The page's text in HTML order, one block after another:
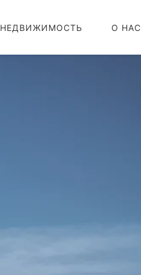
НЕДВИЖИМОСТЬ О НАС